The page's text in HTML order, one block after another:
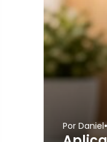
Por Daniel•